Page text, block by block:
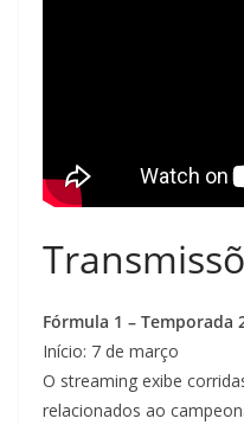
Fórmula 1 – Temporada
Início: 7 de março
O streaming exibe
relacionados ao